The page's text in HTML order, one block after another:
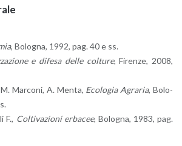
, Bo­lo­gna, 1992, pag. 40 e ss.
e di­fe­sa delle col­tu­re, Fi­ren­ze, 2008,
Mar­co­ni, A. Menta, Eco­lo­gia Agra­ria, Bo­lo­
F., Col­ti­va­zio­ni er­ba­cee, Bo­lo­gna, 1983, pag.